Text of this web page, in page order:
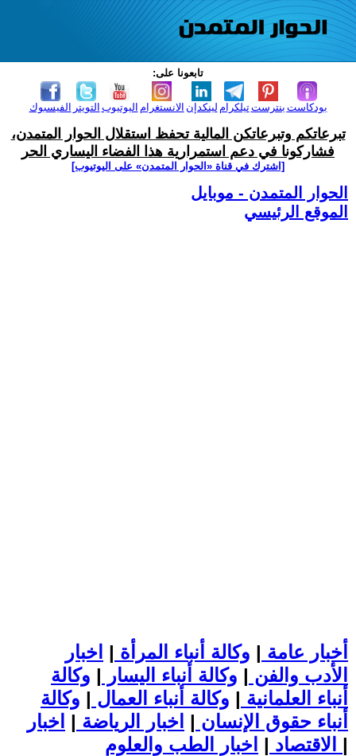
تابعونا على:
الفيسبوك التويتر اليوتيوب الانستغرام لينكدإن تيلكرامبنترست بودكاست
تبرعاتكم وتبرعاتكن المالية تحفظ استقلال الحوار المتمدن،
فشاركونا في دعم استمرارية هذا الفضاء اليساري الحر
[اشترك في قناة ‫«الحوار المتمدن» على اليوتيوب]
الحوار المتمدن - موبايل
الموقع الرئيسي
أخبار عامة | وكالة أنباء المرأة | اخبار
الأدب والفن | وكالة أنباء اليسار | وكالة
أنباء العلمانية | وكالة أنباء العمال | وكالة
أنباء حقوق الإنسان | اخبار الرياضة | اخبار
الاقتصاد | |